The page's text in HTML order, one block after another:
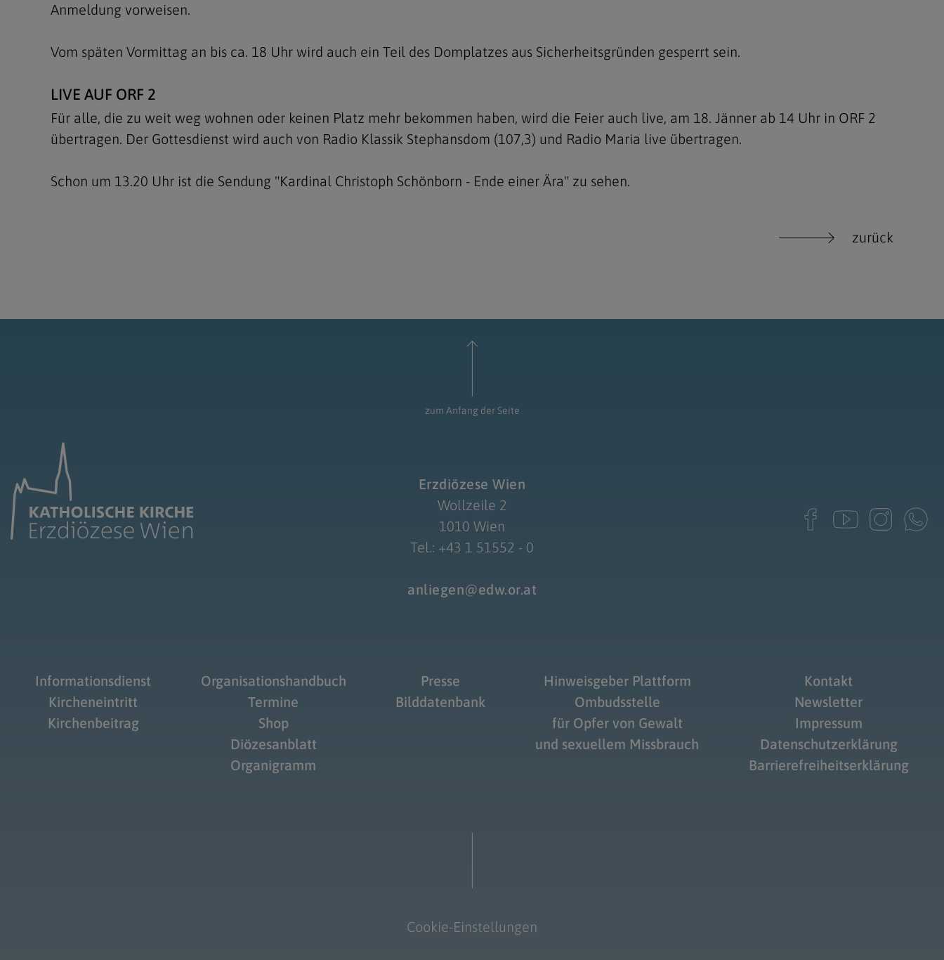
Anmeldung vorweisen.
Vom späten Vormittag an bis ca. 18 Uhr wird auch ein Teil des Domplatzes aus Sicherheitsgründen gesperrt sein.
LIVE AUF ORF 2
Für alle, die zu weit weg wohnen oder keinen Platz mehr bekommen haben, wird die Feier auch live, am 18. Jänner ab 14 Uhr in ORF 2
übertragen. Der Gottesdienst wird auch von Radio Klassik Stephansdom (107,3) und Radio Maria live übertragen.
Schon um 13.20 Uhr ist die Sendung "Kardinal Christoph Schönborn - Ende einer Ära" zu sehen.
zurück
zum Anfang der Seite
Erzdiözese Wien
Wollzeile 2
1010 Wien
Tel.: +43 1 51552 - 0
anliegen@edw.or.at
Informationsdienst
Kircheneintritt
Kirchenbeitrag
Organisationshandbuch
Termine
Shop
Diözesanblatt
Organigramm
Presse
Bilddatenbank
Hinweisgeber Plattform
Ombudsstelle
für Opfer von Gewalt
und sexuellem Missbrauch
Kontakt
Newsletter
Impressum
Datenschutzerklärung
Barrierefreiheitserklärung
Cookie-Einstellungen